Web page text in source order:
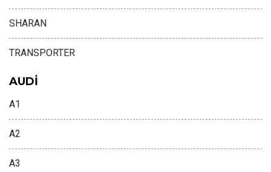
SHARAN
TRANSPORTER
AUDİ
A1
A2
A3